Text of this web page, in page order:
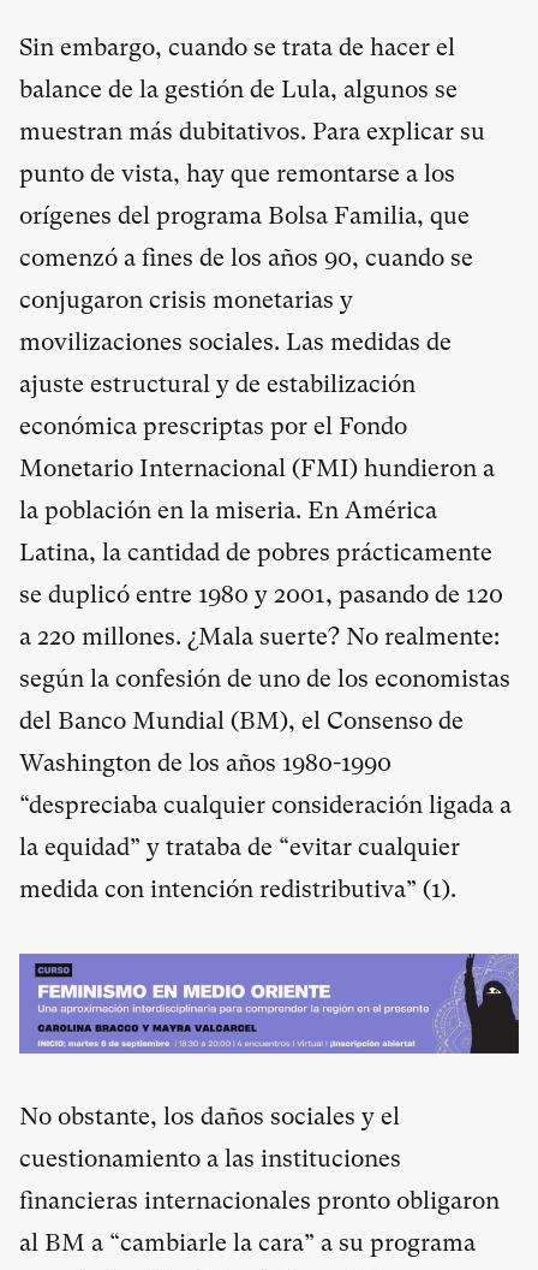
Sin embargo, cuando se trata de hacer el
balance de la gestión de Lula, algunos se
muestran más dubitativos. Para explicar su
punto de vista, hay que remontarse a los
orígenes del programa Bolsa Familia, que
comenzó a fines de los años 90, cuando se
conjugaron crisis monetarias y
movilizaciones sociales. Las medidas de
ajuste estructural y de estabilización
económica prescriptas por el Fondo
Monetario Internacional (FMI) hundieron a
la población en la miseria. En América
Latina, la cantidad de pobres prácticamente
se duplicó entre 1980 y 2001, pasando de 120
a 220 millones. ¿Mala suerte? No realmente:
según la confesión de uno de los economistas
del Banco Mundial (BM), el Consenso de
Washington de los años 1980-1990
“despreciaba cualquier consideración ligada a
la equidad” y trataba de “evitar cualquier
medida con intención redistributiva” (1).
No obstante, los daños sociales y el
cuestionamiento a las instituciones
financieras internacionales pronto obligaron
al BM a “cambiarle la cara” a su programa